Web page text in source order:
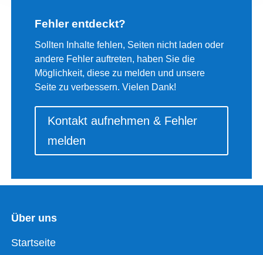
Fehler entdeckt?
Sollten Inhalte fehlen, Seiten nicht laden oder
andere Fehler auftreten, haben Sie die
Möglichkeit, diese zu melden und unsere
Seite zu verbessern. Vielen Dank!
Kontakt aufnehmen & Fehler
melden
Über uns
Startseite